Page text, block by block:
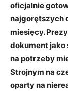
oficjalnie
najgorętszych
miesięcy.
dokument jako
na potrzeby
Strojnym na
oparty na